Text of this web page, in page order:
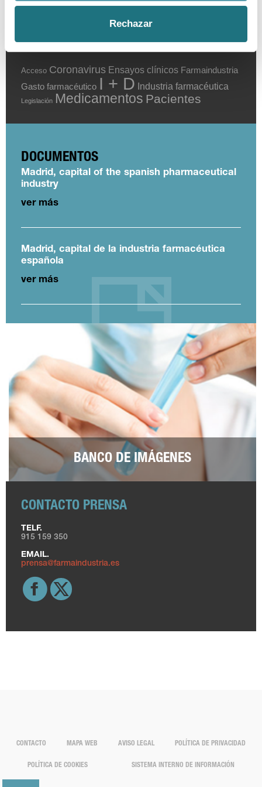
Rechazar
TEMAS
Acceso Coronavirus Ensayos clínicos Farmaindustria
Gasto farmacéutico I + D Industria farmacéutica
Legislación Medicamentos Pacientes
DOCUMENTOS
Madrid, capital of the spanish pharmaceutical
industry
ver más
Madrid, capital de la industria farmacéutica
española
ver más
BANCO DE IMÁGENES
CONTACTO PRENSA
TELF.
915 159 350
EMAIL.
prensa@farmaindustria.es
CONTACTO MAPA WEB AVISO LEGAL POLÍTICA DE PRIVACIDAD
POLÍTICA DE COOKIES SISTEMA INTERNO DE INFORMACIÓN